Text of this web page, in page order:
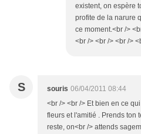
existent, on espère
profite de la narure
ce moment.<br />
<br /> <br /> <br />
S souris 06/04/2011 08:44
<br /> <br /> Et bien en ce
fleurs et l'amitié . Prends ton
reste, on<br /> attends